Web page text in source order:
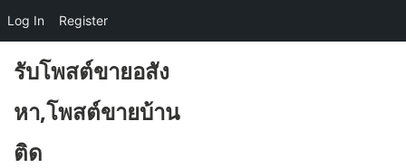
content
รับโพสต์ขายอสัง
หา,โพสต์ขายบ้าน
ติด
Log In Register